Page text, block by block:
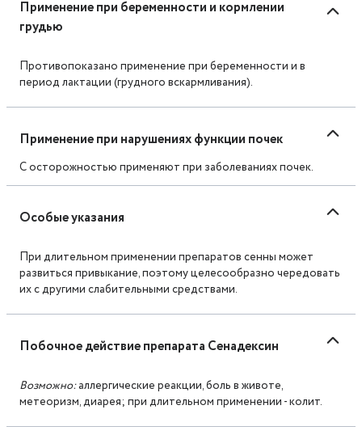
Применение при беременности и кормлении
грудью
Противопоказано применение при беременности и в
период лактации (грудного вскармливания).
Применение при нарушениях функции почек
С осторожностью применяют при заболеваниях почек.
Особые указания
При длительном применении препаратов сенны может
развиться привыкание, поэтому целесообразно чередовать
их с другими слабительными средствами.
Побочное действие препарата Сенадексин
Возможно:аллергические реакции, боль в животе,
метеоризм, диарея; при длительном применении - колит.